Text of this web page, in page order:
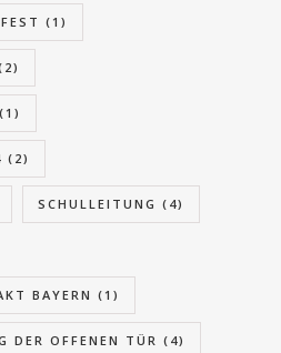
(1)
(1)
(2)
SCHULLEITUNG (4)
BAYERN (1)
DER OFFENEN TÜR (4)